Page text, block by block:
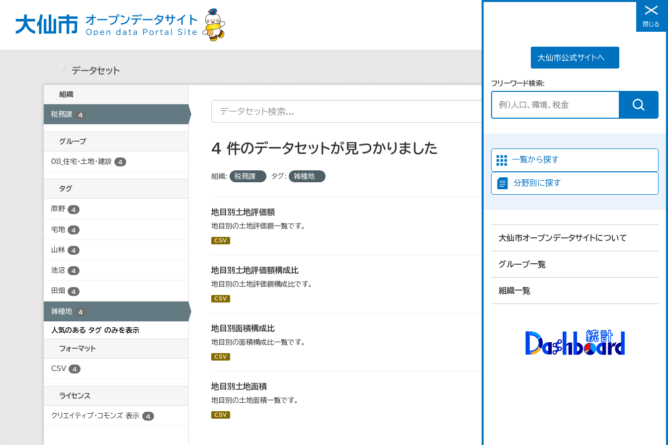
メニュー
大仙市公式サイトへ
フリーワード検索
一覧から探す
分野別に探す
大仙市オープンデータサイトについて
グループ一覧
組織一覧
閉じる
データセット
組織
税務課 4
グループ
08_住宅・土地・建設 4
タグ
原野 4
宅地 4
山林 4
池沼 4
田畑 4
雑種地 4
人気のある タグ のみを表示
フォーマット
CSV 4
ライセンス
クリエイティブ・コモンズ 表示 4
4 件のデータセットが見つかりました
組織: 税務課 タグ: 雑種地
地目別土地評価額
地目別の土地評価額一覧です。
CSV
地目別土地評価額構成比
地目別の土地評価額構成比です。
CSV
地目別面積構成比
地目別の面積構成比一覧です。
CSV
地目別土地面積
地目別の土地面積一覧です。
CSV